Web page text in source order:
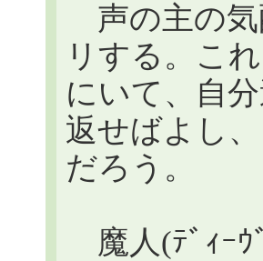
声の主の気
リする。こ
にいて、自
返せばよし
だろう。
魔人(ﾃﾞｨｰｳ